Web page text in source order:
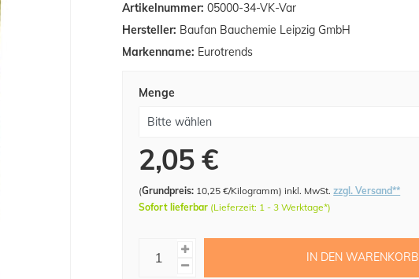
Artikelnummer: 05000-34-VK-Var
Hersteller: Baufan Bauchemie Leipzig GmbH
Markenname: Eurotrends
Menge
2,05 €
(Grundpreis: 10,25 €/Kilogramm)inkl. MwSt.zzgl. Versand**
Sofort lieferbar (Lieferzeit: 1 - 3 Werktage*)
IN DEN WARENKORB